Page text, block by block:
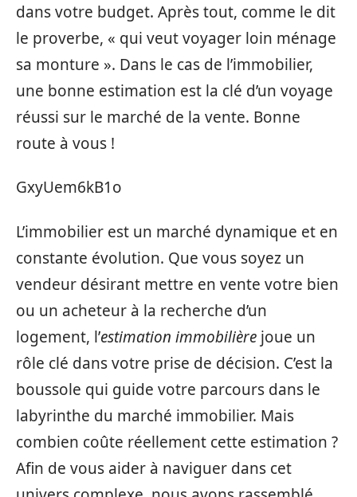
dans votre budget. Après tout, comme le dit
le proverbe, « qui veut voyager loin ménage
sa monture ». Dans le cas de l’immobilier,
une bonne estimation est la clé d’un voyage
réussi sur le marché de la vente. Bonne
route à vous !
GxyUem6kB1o
L’immobilier est un marché dynamique et en
constante évolution. Que vous soyez un
vendeur désirant mettre en vente votre bien
ou un acheteur à la recherche d’un
logement, l’estimation immobilière joue un
rôle clé dans votre prise de décision. C’est la
boussole qui guide votre parcours dans le
labyrinthe du marché immobilier. Mais
combien coûte réellement cette estimation ?
Afin de vous aider à naviguer dans cet